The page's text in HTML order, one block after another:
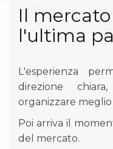
Il
l'ultima
L'esperienza
direzione
organizzare meglio
Poi arriva il
del mercato.